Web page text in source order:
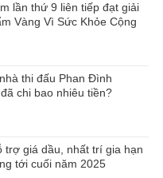
lần thứ 9 liên tiếp đạt giải
Vàng Vì Sức Khỏe Cộng
nhà thi đấu Phan Đình
chi bao nhiêu tiền?
trợ giá dầu, nhất trí gia hạn
tới cuối năm 2025